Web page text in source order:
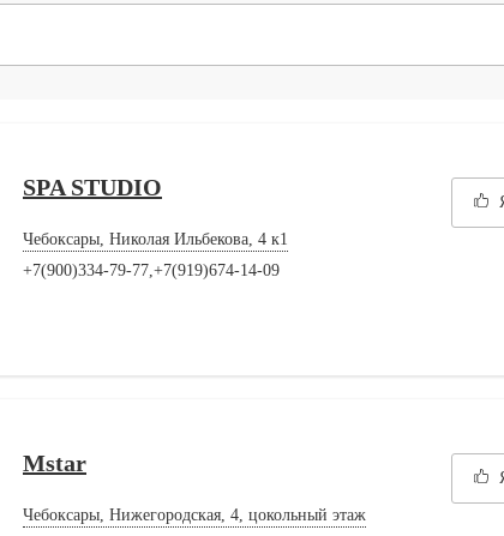
SPA STUDIO
Чебоксары, Николая Ильбекова, 4 к1
+7(900)334-79-77,+7(919)674-14-09
Mstar
Чебоксары, Нижегородская, 4, цокольный этаж